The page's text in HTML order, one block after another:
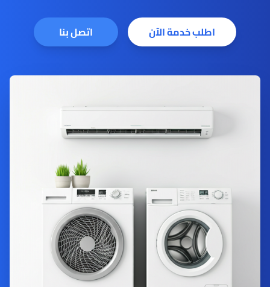
اطلب خدمة الآن اتصل بنا